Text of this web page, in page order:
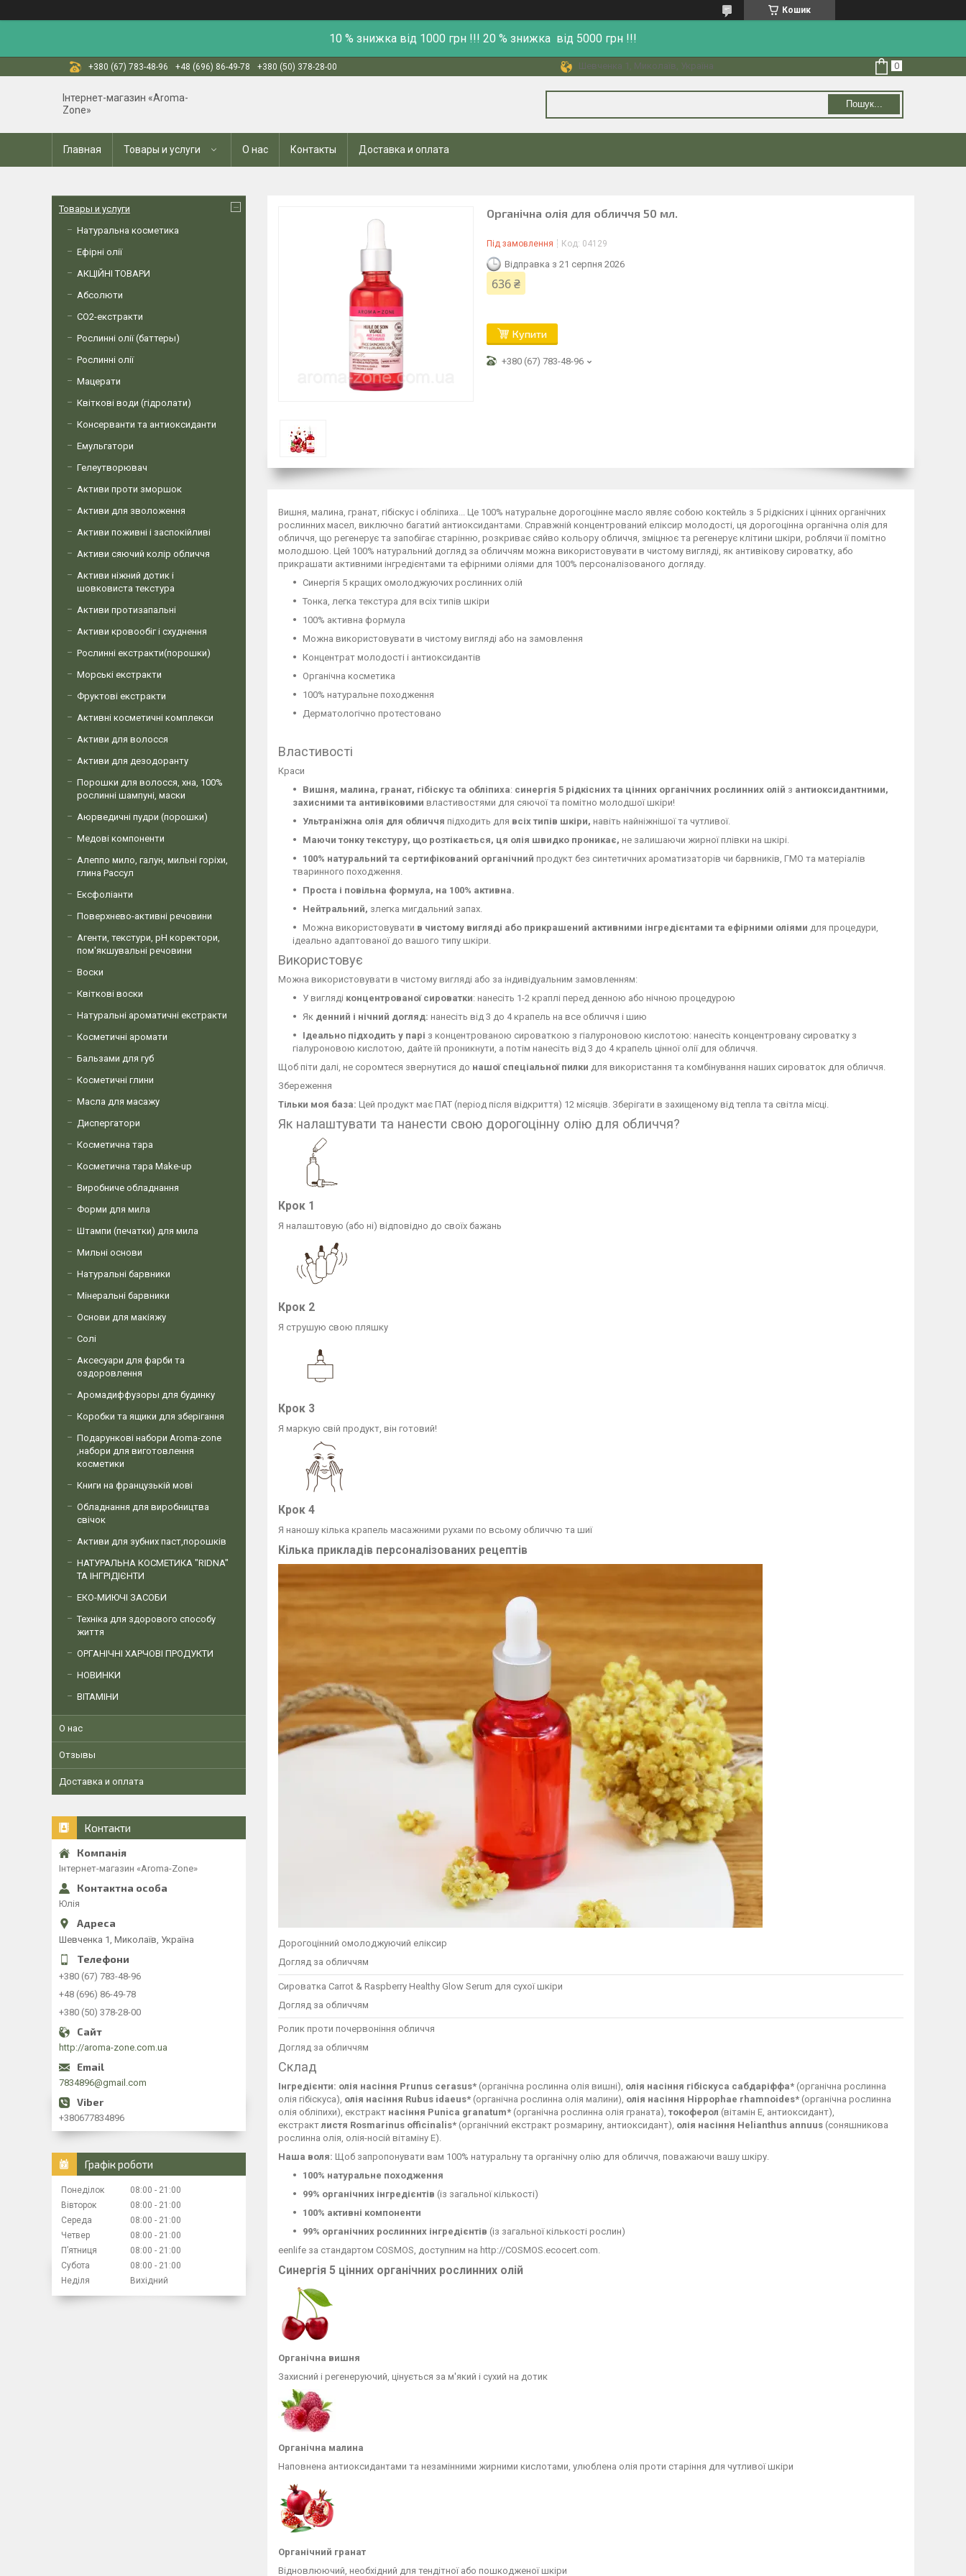
Кошик
10 % знижка від 1000 грн !!! 20 % знижка від 5000 грн !!!
+380 (67) 783-48-96 +48 (696) 86-49-78 +380 (50) 378-28-00 Шевченка 1, Миколаїв, Україна
Інтернет-магазин «Aroma-
Zone»
Пошук...
Главная Товары и услуги О нас Контакты Доставка и оплата
Органічна олія для обличчя 50 мл.
Під замовлення Код: 04129
Відправка з 21 серпня 2026
636 ₴
Купити
+380 (67) 783-48-96
Вишня, малина, гранат, гібіскус і обліпиха... Це 100% натуральне дорогоцінне масло являє собою коктейль з 5 рідкісних і цінних органічних
рослинних масел, виключно багатий антиоксидантами. Справжній концентрований еліксир молодості, ця дорогоцінна органічна олія для
обличчя, що регенерує та запобігає старінню, розкриває сяйво кольору обличчя, зміцнює та регенерує клітини шкіри, роблячи її помітно
молодшою. Цей 100% натуральний догляд за обличчям можна використовувати в чистому вигляді, як антивікову сироватку, або
прикрашати активними інгредієнтами та ефірними оліями для 100% персоналізованого догляду.
Синергія 5 кращих омолоджуючих рослинних олій
Тонка, легка текстура для всіх типів шкіри
100% активна формула
Можна використовувати в чистому вигляді або на замовлення
Концентрат молодості і антиоксидантів
Органічна косметика
100% натуральне походження
Дерматологічно протестовано
Властивості
Краси
Вишня, малина, гранат, гібіскус та обліпиха: синергія 5 рідкісних та цінних органічних рослинних олій з антиоксидантними,
захисними та антивіковими властивостями для сяючої та помітно молодшої шкіри!
Ультраніжна олія для обличчя підходить для всіх типів шкіри, навіть найніжнішої та чутливої.
Маючи тонку текстуру, що розтікається, ця олія швидко проникає, не залишаючи жирної плівки на шкірі.
100% натуральний та сертифікований органічний продукт без синтетичних ароматизаторів чи барвників, ГМО та матеріалів
тваринного походження.
Проста і повільна формула, на 100% активна.
Нейтральний, злегка мигдальний запах.
Можна використовувати в чистому вигляді або прикрашений активними інгредієнтами та ефірними оліями для процедури,
ідеально адаптованої до вашого типу шкіри.
Використовує
Можна використовувати в чистому вигляді або за індивідуальним замовленням:
У вигляді концентрованої сироватки: нанесіть 1-2 краплі перед денною або нічною процедурою
Як денний і нічний догляд: нанесіть від 3 до 4 крапель на все обличчя і шию
Ідеально підходить у парі з концентрованою сироваткою з гіалуроновою кислотою: нанесіть концентровану сироватку з
гіалуроновою кислотою, дайте їй проникнути, а потім нанесіть від 3 до 4 крапель цінної олії для обличчя.
Щоб піти далі, не соромтеся звернутися до нашої спеціальної пилки для використання та комбінування наших сироваток для обличчя.
Збереження
Тільки моя база: Цей продукт має ПАТ (період після відкриття) 12 місяців. Зберігати в захищеному від тепла та світла місці.
Як налаштувати та нанести свою дорогоцінну олію для обличчя?
Крок 1
Я налаштовую (або ні) відповідно до своїх бажань
Крок 2
Я струшую свою пляшку
Крок 3
Я маркую свій продукт, він готовий!
Крок 4
Я наношу кілька крапель масажними рухами по всьому обличчю та шиї
Кілька прикладів персоналізованих рецептів
Дорогоцінний омолоджуючий еліксир
Догляд за обличчям
Сироватка Carrot & Raspberry Healthy Glow Serum для сухої шкіри
Догляд за обличчям
Ролик проти почервоніння обличчя
Догляд за обличчям
Склад
Інгредієнти: олія насіння Prunus cerasus* (органічна рослинна олія вишні), олія насіння гібіскуса сабдаріффа* (органічна рослинна
олія гібіскуса), олія насіння Rubus idaeus* (органічна рослинна олія малини), олія насіння Hippophae rhamnoides* (органічна рослинна
олія обліпихи), екстракт насіння Punica granatum* (органічна рослинна олія граната),токоферол (вітамін Е, антиоксидант),
екстрактлистя Rosmarinus officinalis* (органічний екстракт розмарину, антиоксидант), олія насіння Helianthus annuus (соняшникова
рослинна олія, олія-носій вітаміну Е).
Наша воля: Щоб запропонувати вам 100% натуральну та органічну олію для обличчя, поважаючи вашу шкіру.
100% натуральне походження
99% органічних інгредієнтів (із загальної кількості)
100% активні компоненти
99% органічних рослинних інгредієнтів (із загальної кількості рослин)
eenlife за стандартом COSMOS, доступним на http://COSMOS.ecocert.com.
Синергія 5 цінних органічних рослинних олій
Органічна вишня
Захисний і регенеруючий, цінується за м'який і сухий на дотик
Органічна малина
Наповнена антиоксидантами та незамінними жирними кислотами, улюблена олія проти старіння для чутливої шкіри
Органічний гранат
Відновлюючий, необхідний для тендітної або пошкодженої шкіри
Товары и услуги
Натуральна косметика
Ефірні олії
АКЦІЙНІ ТОВАРИ
Абсолюти
СО2-екстракти
Рослинні олії (баттеры)
Рослинні олії
Мацерати
Квіткові води (гідролати)
Консерванти та антиоксиданти
Емульгатори
Гелеутворювач
Активи проти зморшок
Активи для зволоження
Активи поживні і заспокійливі
Активи сяючий колір обличчя
Активи ніжний дотик і
шовковиста текстура
Активи протизапальні
Активи кровообіг і схуднення
Рослинні екстракти(порошки)
Морські екстракти
Фруктові екстракти
Активні косметичні комплекси
Активи для волосся
Активи для дезодоранту
Порошки для волосся, хна, 100%
рослинні шампуні, маски
Аюрведичні пудри (порошки)
Медові компоненти
Алеппо мило, галун, мильні горіхи,
глина Рассул
Ексфоліанти
Поверхнево-активні речовини
Агенти, текстури, рН коректори,
пом'якшувальні речовини
Воски
Квіткові воски
Натуральні ароматичні екстракти
Косметичні аромати
Бальзами для губ
Косметичні глини
Масла для масажу
Диспергатори
Косметична тара
Косметична тара Make-up
Виробниче обладнання
Форми для мила
Штампи (печатки) для мила
Мильні основи
Натуральні барвники
Мінеральні барвники
Основи для макіяжу
Солі
Аксесуари для фарби та
оздоровлення
Аромадиффузоры для будинку
Коробки та ящики для зберігання
Подарункові набори Aroma-zone
,набори для виготовлення
косметики
Книги на французькій мові
Обладнання для виробництва
свічок
Активи для зубних паст,порошків
НАТУРАЛЬНА КОСМЕТИКА "RIDNA"
ТА ІНГРІДІЄНТИ
ЕКО-МИЮЧІ ЗАСОБИ
Техніка для здорового способу
життя
ОРГАНІЧНІ ХАРЧОВІ ПРОДУКТИ
НОВИНКИ
ВІТАМІНИ
О нас
Отзывы
Доставка и оплата
Контакти
Інтернет-магазин «Aroma-Zone»
Юлія
Шевченка 1, Миколаїв, Україна
+380 (67) 783-48-96
+48 (696) 86-49-78
+380 (50) 378-28-00
http://aroma-zone.com.ua
7834896@gmail.com
+380677834896
Графік роботи
Понеділок 08:00
21:00
Вівторок
08:00
21:00
Середа
08:00
21:00
Четвер
08:00
21:00
Пʼятниця
08:00
21:00
Субота
08:00
21:00
Неділя
Вихідний